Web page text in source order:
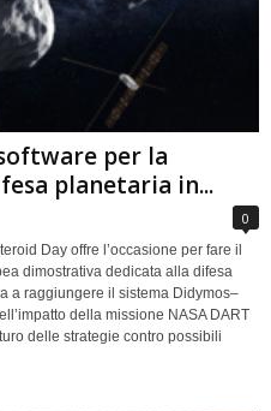
per la
planetaria in...
0
Day offre l’occasione per fare il
dimostrativa dedicata alla difesa
a raggiungere il sistema Didymos–
della missione NASA DART
delle strategie contro possibili